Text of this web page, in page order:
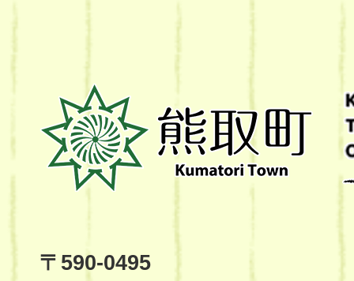
熊
取
町
Kumatori
Site
〒590-0495